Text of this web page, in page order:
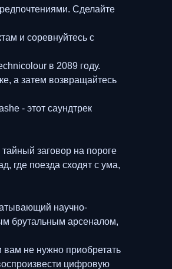
Сделайте
и соревнуйтесь с
в 2089 году.
а затем возвращайтесь
- этот саундтрек
заговор на пороге
где поезда сходят с ума,
научно-
брутальным арсеналом,
не нужно приобретать
цифровую